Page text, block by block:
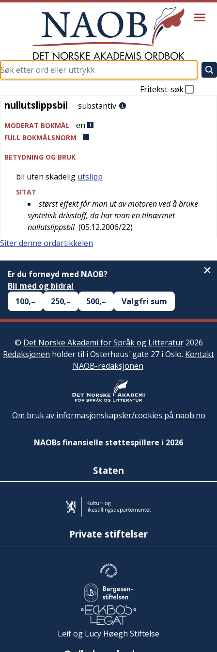
Fritekst-søk
nullutslippsbil
nullutslippsbil substantiv
MODERAT BOKMÅL en
FULL BOKMÅLSNORM
BETYDNING OG BRUK
bil uten skadelig utslipp
SITAT
størst effekt får man ut av motoren ved å bruke
syntetisk drivstoff, da har man en tilnærmet
nullutslippsbil (05.12.2006/22)
Siter denne ordartikkelen
Er du fornøyd med NAOB?
Bli med og bidra!
100,–
250,– 500,– Valgfri sum
© Det Norske Akademi for Språk og Litteratur2026
Redaksjonen holder til i Osterhaus' gate 27 i Oslo. Kontakt
NAOB-redaksjonen.
Om bruk av informasjonskapsler/cookies på naob.no
NAOBs finansielle støttespillere i 2026
Staten
Private stiftelser
Leif og Lucy Høegh Stiftelse